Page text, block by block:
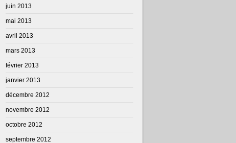
juin 2013
mai 2013
avril 2013
mars 2013
février 2013
janvier 2013
décembre 2012
novembre 2012
octobre 2012
septembre 2012